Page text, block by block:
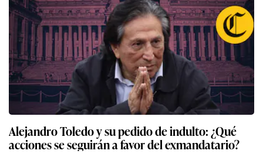
Alejandro Toledo y su pedido de indulto: ¿Qué
acciones se seguirán a favor del exmandatario?